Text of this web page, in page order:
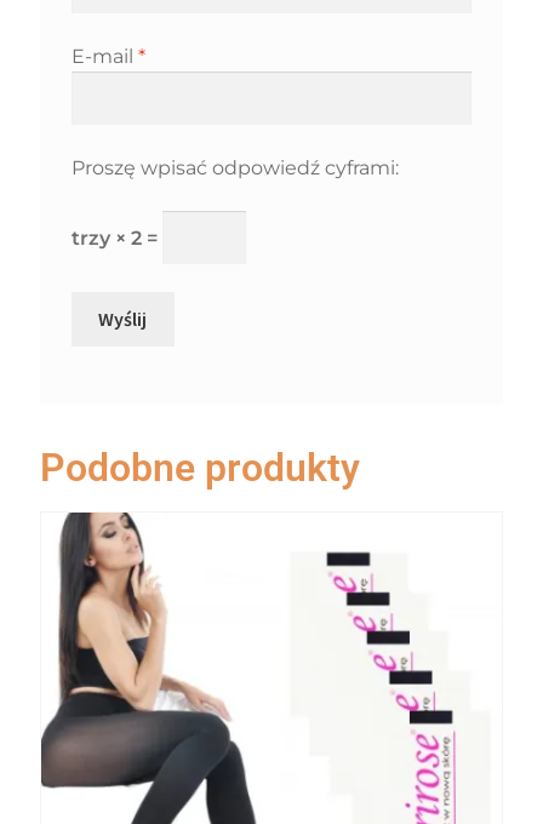
E-mail *
Proszę wpisać odpowiedź cyframi:
trzy × 2 =
Podobne produkty